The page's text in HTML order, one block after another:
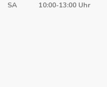
SA 10:00-13:00 Uhr